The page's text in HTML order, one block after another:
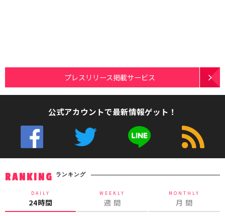
プレスリリース掲載サービス
公式アカウントで最新情報ゲット！
RANKING ランキング
DAILY
24時間
WEEKLY
週 間
MONTHLY
月 間